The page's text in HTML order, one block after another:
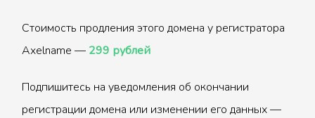
Стоимость продления этого домена у регистратора
Axelname — 299 рублей
Подпишитесь на уведомления об окончании
регистрации домена или изменении его данных —